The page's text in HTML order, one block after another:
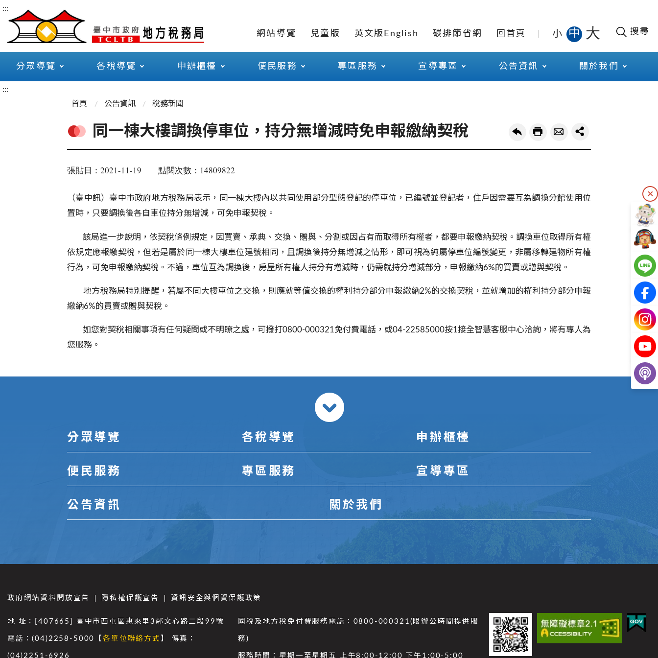
:::
網站導覽 兒童版 英文版English 碳排節省網 回首頁 小 中 大 搜尋
分眾導覽 各稅導覽 申辦櫃檯 便民服務 專區服務 宣導專區 公告資訊 關於我們
:::
首頁
公告資訊 稅務新聞
同一棟大樓調換停車位，持分無增減時免申報繳納契稅
張貼日：2021-11-19 點閱次數：14809822
（臺中訊）臺中市政府地方稅務局表示，同一棟大樓內以共同使用部分型態登記的停車位，已編號並登記者，住戶因需要互為調換分館使用位
置時，只要調換後各自車位持分無增減，可免申報契稅。
該局進一步說明 ，依契稅條例規定，因買賣、承典、交換、贈與、分割或因占有而取得所有權者，都要申報繳納契稅。調換車位取得所有權
依規定應報繳契稅，但若是屬於同一棟大樓車位建號相同，且調換後持分無增減之情形，即可視為純屬停車位編號變更，非屬移轉建物所有權
行為，可免申報繳納契稅。不過，車位互為調換後，房屋所有權人持分有增減時，仍需就持分增減部分，申報繳納6%的買賣或贈與契稅。
地方稅務局特別提醒，若屬不同大樓車位之交換，則應就等值交換的權利持分部分申報繳納2%的交換契稅，並就增加的權利持分部分申報
繳納6%的買賣或贈與契稅。
如您對契稅相關事項有任何疑問或不明瞭之處，可撥打0800-000321免付費電話，或04-22585000按1接全智慧客服中心洽詢，將有專人為
您服務。
分眾導覽 各稅導覽 申辦櫃檯
便民服務 專區服務 宣導專區
公告資訊 關於我們
政府網站資料開放宣告 隱私權保護宣告 資訊安全與個資保護政策
地 址：[407665] 臺中市西屯區惠來里3鄰文心路二段99號
電話：(04)2258-5000【各單位聯絡方式 】 傳真：
(04)2251-6926
國稅及地方稅免付費服務電話：0800-000321(限辦公時間提供服
務)
服務時間：星期一至星期五 上午8:00-12:00 下午1:00-5:00